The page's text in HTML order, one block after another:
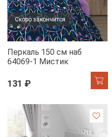
Скоро закончится
Перкаль 150 см наб
64069-1 Мистик
131 ₽